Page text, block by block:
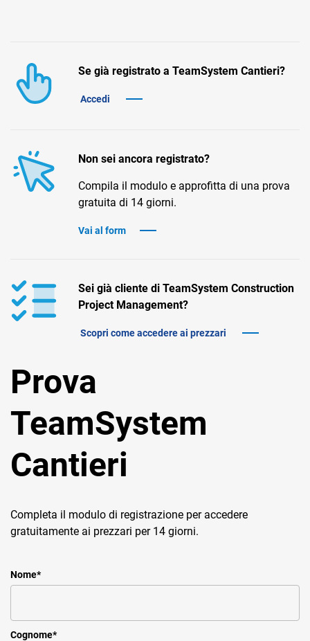
Se già registrato a TeamSystem Cantieri?
Accedi
Non sei ancora registrato?
Compila il modulo e approfitta di una prova
gratuita di 14 giorni.
Vai al form
Sei già cliente di TeamSystem Construction
Project Management?
Scopri come accedere ai prezzari
Prova
TeamSystem
Cantieri
Completa il modulo di registrazione per accedere
gratuitamente ai prezzari per 14 giorni.
Nome*
Cognome*